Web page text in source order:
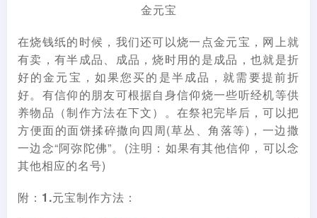
金元宝
在烧钱纸的时候，我们还可以烧一点金元宝，网上就
有卖，有半成品、成品，烧时用的是成品，也就是折
好的金元宝，如果您买的是半成品，就需要提前折
好。有信仰的朋友可根据自身信仰烧一些听经机等供
养物品（制作方法在下文）。在祭祀完毕后，可以把
方便面的面饼揉碎撒向四周(草丛、角落等)，一边撒
一边念“阿弥陀佛”。(注明：如果有其他信仰，可以念
其他相应的名号)
附：1.元宝制作方法：